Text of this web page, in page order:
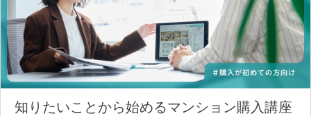
知りたいことから始めるマンション購入講座